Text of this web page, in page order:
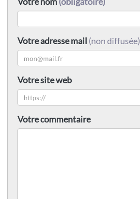
Votre adresse mail (non diffusée)
Votre site web
Votre commentaire